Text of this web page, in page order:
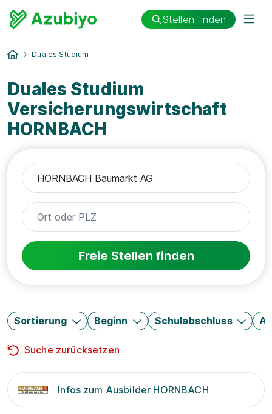
Stellen finden
Duales Studium
Duales Studium
Versicherungswirtschaft
HORNBACH
Freie Stellen finden
Sortierung Beginn Schulabschluss
Suche zurücksetzen
Infos zum Ausbilder HORNBACH